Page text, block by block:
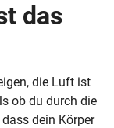
das
die Luft ist
ob du durch die
dein Körper